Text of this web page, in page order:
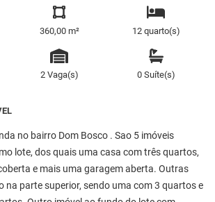
360,00 m² 12 quarto(s)
2 Vaga(s) 0 Suíte(s)
no bairro Dom Bosco . Sao 5 imóveis
lote, dos quais uma casa com três quartos,
e mais uma garagem aberta. Outras
na parte superior, sendo uma com 3 quartos e